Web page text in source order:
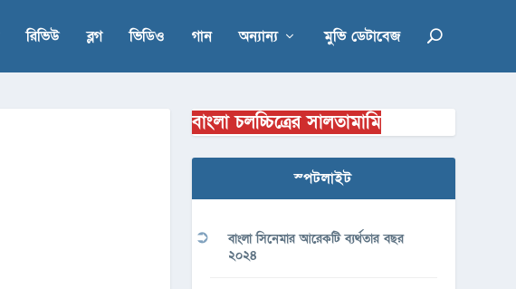
রিভিউ ব্লগ ভিডিও গান অন্যান্য মুভি ডেটাবেজ
বাংলা চলচ্চিত্রের সালতামামি
স্পটলাইট
বাংলা সিনেমার আরেকটি ব্যর্থতার বছর
২০২৪